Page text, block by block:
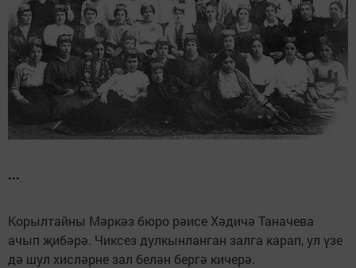
...
Корылтайны Мәркәз бюро рәисе Хәдичә Таначева
ачып җибәрә. Чиксез дулкынланган залга карап, ул үзе
дә шул хисләрне зал белән бергә кичерә.